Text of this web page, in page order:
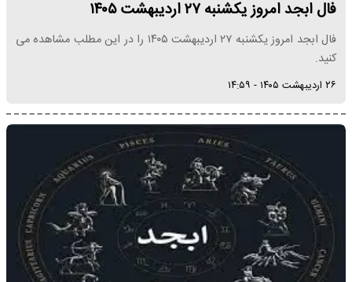
فال ابجد امروز یکشنبه ۲۷ اردیبهشت ۱۴۰۵
فال ابجد امروز یکشنبه ۲۷ اردیبهشت ۱۴۰۵ را در این مطلب مشاهده می
کنید.
۲۶ اردیبهشت ۱۴۰۵ - ۱۴:۵۹